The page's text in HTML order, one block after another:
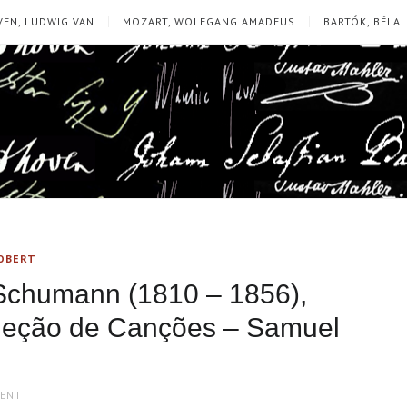
LUDWIG VAN MOZART, WOLFGANG AMADEUS BARTÓK, BÉLA
(1810 – 1856),
de Canções – Samuel